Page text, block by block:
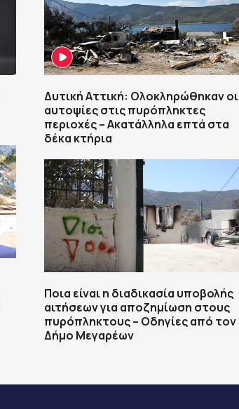
Δυτική Αττική: Ολοκληρώθηκαν οι
αυτοψίες στις πυρόπληκτες
περιοχές – Ακατάλληλα επτά στα
δέκα κτήρια
Ποια είναι η διαδικασία υποβολής
αιτήσεων για αποζημίωση στους
πυρόπληκτους – Οδηγίες από τον
Δήμο Μεγαρέων